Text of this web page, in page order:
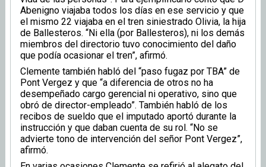
Abenigno viajaba todos los días en ese servicio y que
el mismo 22 viajaba en el tren siniestrado Olivia, la hija
de Ballesteros. “Ni ella (por Ballesteros), ni los demás
miembros del directorio tuvo conocimiento del daño
que podía ocasionar el tren”, afirmó.
Clemente también habló del “paso fugaz por TBA” de
Pont Vergez y que “a diferencia de otros no ha
desempeñado cargo gerencial ni operativo, sino que
obró de director-empleado”. También habló de los
recibos de sueldo que el imputado aportó durante la
instrucción y que daban cuenta de su rol. “No se
advierte tono de intervención del señor Pont Vergez”,
afirmó.